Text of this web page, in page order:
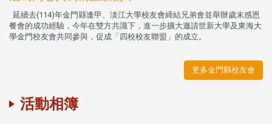
延續去(114)年金門縣逢甲、淡江大學校友會締結兄弟會並舉辦歲末感恩
餐會的成功經驗，今年在雙方共識下，進一步擴大邀請世新大學及東海大
學金門校友會共同參與，促成「四校校友聯盟」的成立。
更多金門縣校友會
活動相簿